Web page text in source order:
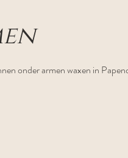
onder armen waxen in